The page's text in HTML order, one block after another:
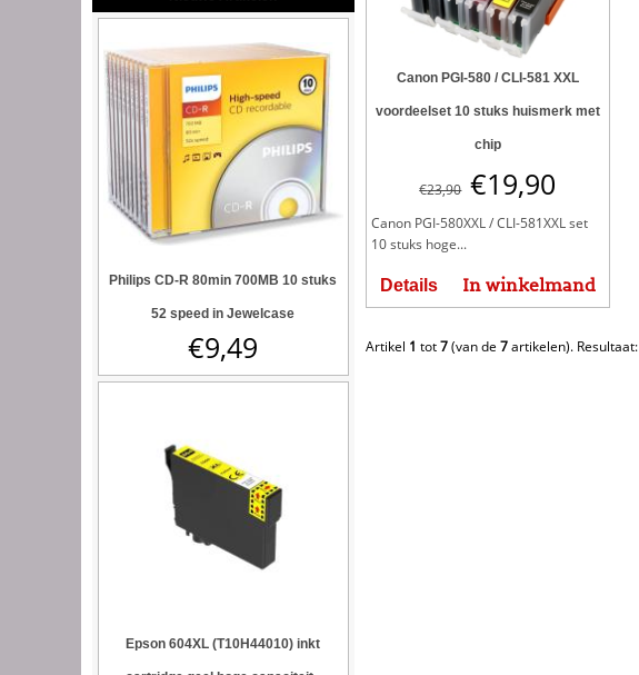
Philips CD-R 80min 700MB 10 stuks
52 speed in Jewelcase
€9,49
Epson 604XL (T10H44010) inkt
Canon PGI-580 / CLI-581 XXL
voordeelset 10 stuks huismerk met
chip
€23,90 €19,90
Canon PGI-580XXL / CLI-581XXL set
10 stuks hoge...
Details In winkelmand
Artikel 1 tot7(van de 7artikelen). Resultaat: